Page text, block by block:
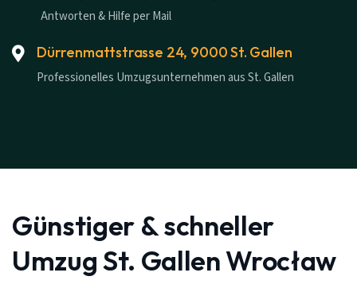
Antworten & Hilfe per Mail
Dürrenmattstrasse 24, 9000 St. Gallen
Professionelles Umzugsunternehmen aus St. Gallen
Günstiger & schneller
Umzug St. Gallen Wrocław